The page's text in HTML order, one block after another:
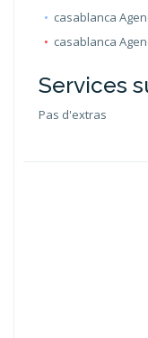
casablanca
casablanca
Services
Pas d'extras